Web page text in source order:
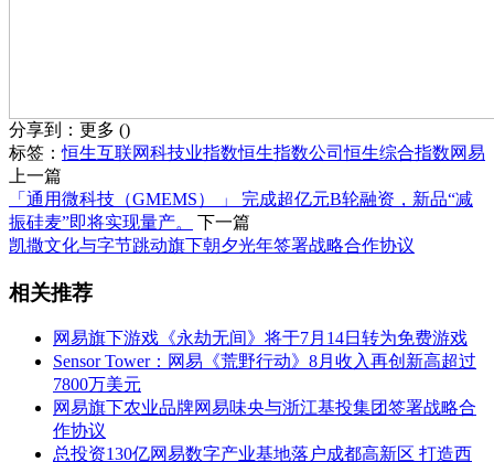
分享到： 更多 ()
标签：恒生互联网科技业指数恒生指数公司恒生综合指数网易
上一篇
「通用微科技（GMEMS） 」 完成超亿元B轮融资，新品“减
振硅麦”即将实现量产。
下一篇
凯撒文化与字节跳动旗下朝夕光年签署战略合作协议
相关推荐
网易旗下游戏《永劫无间》将于7月14日转为免费游戏
Sensor Tower：网易《荒野行动》8月收入再创新高超过
7800万美元
网易旗下农业品牌网易味央与浙江基投集团签署战略合
作协议
总投资130亿网易数字产业基地落户成都高新区 打造西